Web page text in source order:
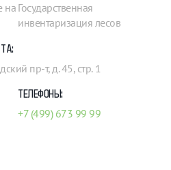
на Государственная
инвентаризация лесов
пр-т, д. 45, стр. 1
ТЕЛЕФОНЫ:
+7 (499) 673 99 99